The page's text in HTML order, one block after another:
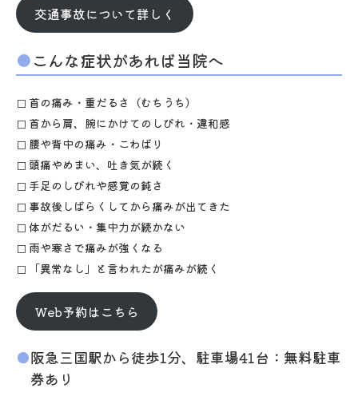
交通事故について詳しく
こんな症状があれば当院へ
首の痛み・重だるさ（むちうち）
首から肩、腕にかけてのしびれ・違和感
腰や背中の痛み・こわばり
頭痛やめまい、吐き気が続く
手足のしびれや感覚の鈍さ
事故後しばらくしてから痛みが出てきた
体がだるい・集中力が続かない
雨や寒さで痛みが強くなる
「異常なし」と言われたが痛みが続く
Web予約はこちら
阪急三国駅から徒歩1分、駐車場41台：無料駐車
券あり